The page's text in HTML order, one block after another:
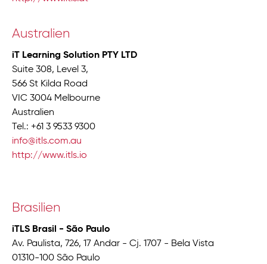
Australien
iT Learning Solution PTY LTD
Suite 308, Level 3,
566 St Kilda Road
VIC 3004 Melbourne
Australien
Tel.: +61 3 9533 9300
info@itls.com.au
http://www.itls.io
Brasilien
iTLS Brasil - São Paulo
Av. Paulista, 726, 17 Andar - Cj. 1707 - Bela Vista
01310-100 São Paulo